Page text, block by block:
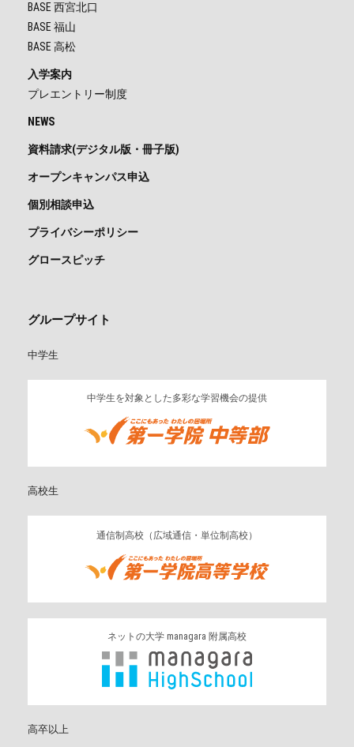
BASE 西宮北口
BASE 福山
BASE 高松
入学案内
プレエントリー制度
NEWS
資料請求(デジタル版・冊子版)
オープンキャンパス申込
個別相談申込
プライバシーポリシー
グロースピッチ
グループサイト
中学生
中学生を対象とした多彩な学習機会の提供
高校生
通信制高校（広域通信・単位制高校）
ネットの大学 managara 附属高校
高卒以上